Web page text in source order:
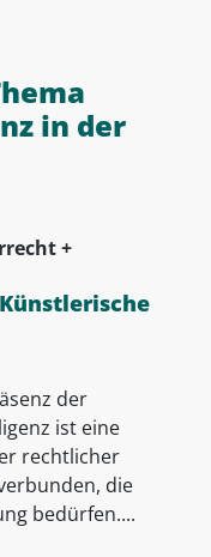
in der
+
der
ist eine
rechtlicher
die
bedürfen....